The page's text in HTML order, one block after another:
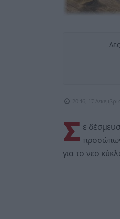
20:46, 17
Σ ε
για το νέο